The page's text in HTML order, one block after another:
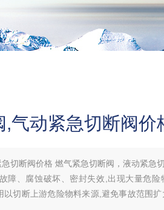
,气动紧急切断阀价
急切断阀价格 燃气紧急切断阀，液动紧急
障、腐蚀破坏、密封失效,出现大量危险
以切断上游危险物料来源,避免事故范围